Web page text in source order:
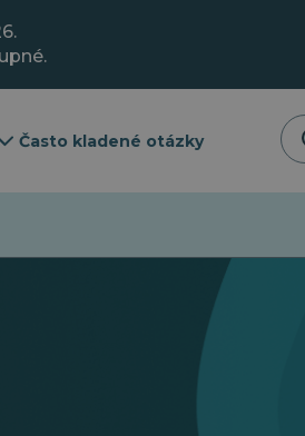
Často kladené otázky